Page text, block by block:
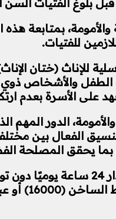
بلوغ الفتيات السن
بمتابعة
للفتيات.
والأشخاص ذوي
على الأسرة بعدم
الدور المهم
الفعال بين
بما يحقق المصلحة
وأكدت الدكتورة سحر السنباطي